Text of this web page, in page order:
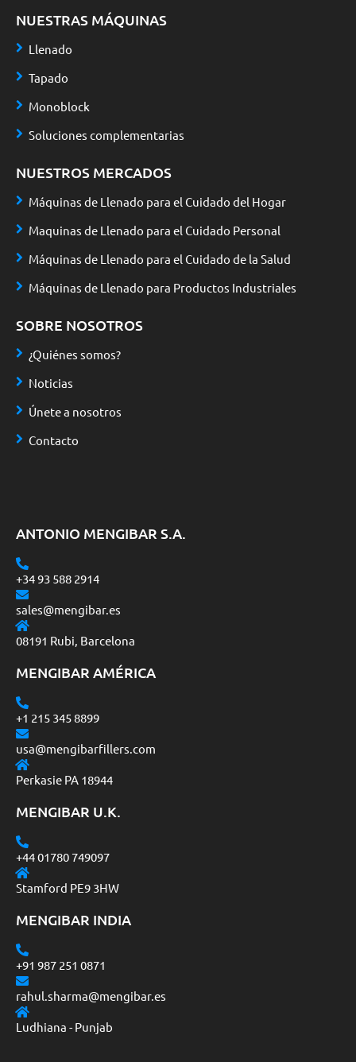
ANTONIO MENGIBAR S.A.
+34 93 588 2914
sales@mengibar.es
08191 Rubi, Barcelona
MENGIBAR AMÉRICA
+1 215 345 8899
usa@mengibarfillers.com
Perkasie PA 18944
MENGIBAR U.K.
+44 01780 749097
Stamford PE9 3HW
MENGIBAR INDIA
+91 987 251 0871
rahul.sharma@mengibar.es
Ludhiana - Punjab
NUESTRAS MÁQUINAS
Llenado
Tapado
Monoblock
Soluciones complementarias
NUESTROS MERCADOS
Máquinas de Llenado para el Cuidado del Hogar
Maquinas de Llenado para el Cuidado Personal
Máquinas de Llenado para el Cuidado de la Salud
Máquinas de Llenado para Productos Industriales
SOBRE NOSOTROS
¿Quiénes somos?
Noticias
Únete a nosotros
Contacto